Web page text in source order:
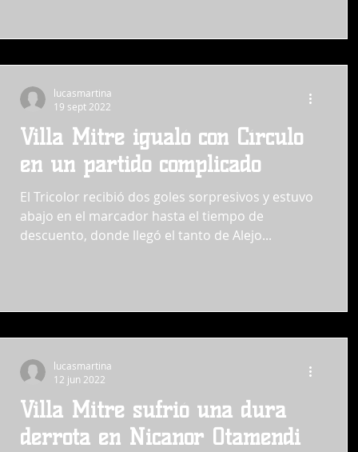
Villa Mitre igualó con Círculo
en un partido complicado
El Tricolor recibió dos goles sorpresivos y estuvo
abajo en el marcador hasta el tiempo de
descuento, donde llegó el tanto de Alejo...
lucasmartina
19 sept 2022
Villa Mitre sufrió una dura
derrota en Nicanor Otamendi
lucasmartina
12 jun 2022